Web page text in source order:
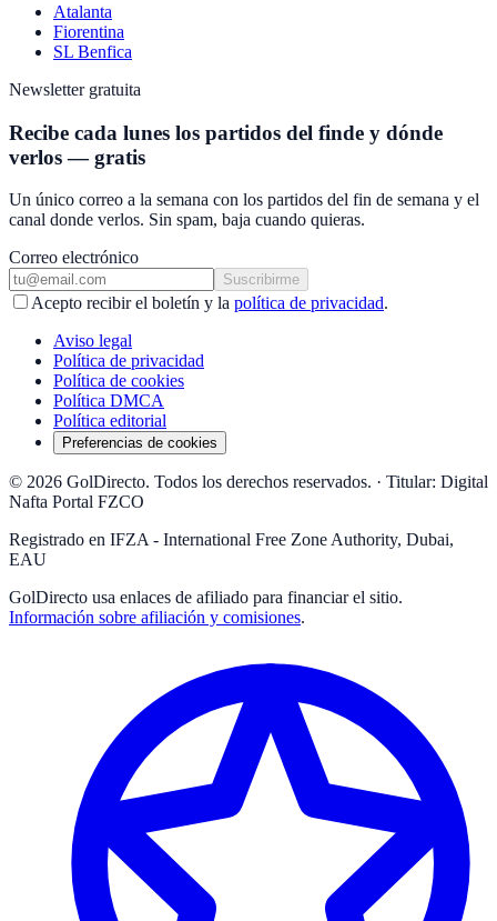
Atalanta
Fiorentina
SL Benfica
Newsletter gratuita
Recibe cada lunes los partidos del finde y dónde
verlos — gratis
Un único correo a la semana con los partidos del fin de semana y el
canal donde verlos. Sin spam, baja cuando quieras.
Correo electrónico
Suscribirme
Acepto recibir el boletín y la política de privacidad.
Aviso legal
Política de privacidad
Política de cookies
Política DMCA
Política editorial
Preferencias de cookies
© 2026 GolDirecto. Todos los derechos reservados. · Titular: Digital
Nafta Portal FZCO
Registrado en IFZA - International Free Zone Authority, Dubai,
EAU
GolDirecto usa enlaces de afiliado para financiar el sitio.
Información sobre afiliación y comisiones.